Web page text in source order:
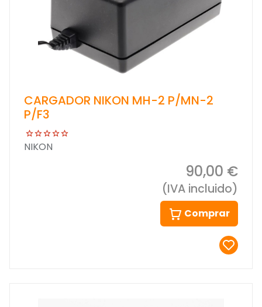
CARGADOR NIKON MH-2 P/MN-2
P/F3
NIKON
90,00 €
(IVA incluido)
Comprar